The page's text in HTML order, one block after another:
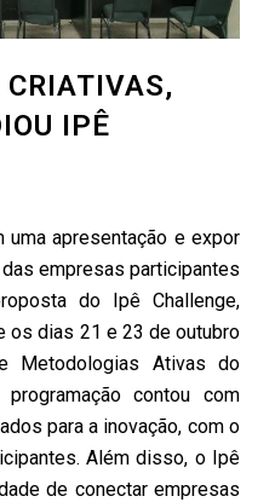
CRIATIVAS,
IPÊ
uma apresentação e expor
empresas participantes
do Ipê Challenge,
os dias 21 e 23 de outubro
Metodologias Ativas do
contou com
para a inovação, com o
Além disso, o Ipê
de conectar empresas